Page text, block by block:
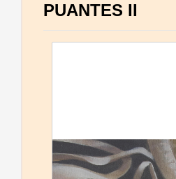
PUANTES II